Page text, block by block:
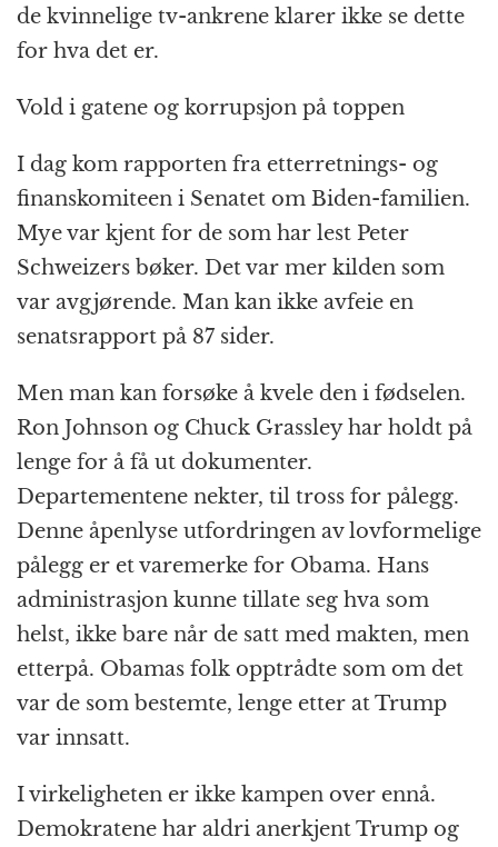
de kvinnelige tv-ankrene klarer ikke se dette
for hva det er.
Vold i gatene og korrupsjon på toppen
I dag kom rapporten fra etterretnings- og
finanskomiteen i Senatet om Biden-familien.
Mye var kjent for de som har lest Peter
Schweizers bøker. Det var mer kilden som
var avgjørende. Man kan ikke avfeie en
senatsrapport på 87 sider.
Men man kan forsøke å kvele den i fødselen.
Ron Johnson og Chuck Grassley har holdt på
lenge for å få ut dokumenter.
Departementene nekter, til tross for pålegg.
Denne åpenlyse utfordringen av lovformelige
pålegg er et varemerke for Obama. Hans
administrasjon kunne tillate seg hva som
helst, ikke bare når de satt med makten, men
etterpå. Obamas folk opptrådte som om det
var de som bestemte, lenge etter at Trump
var innsatt.
I virkeligheten er ikke kampen over ennå.
Demokratene har aldri anerkjent Trump og